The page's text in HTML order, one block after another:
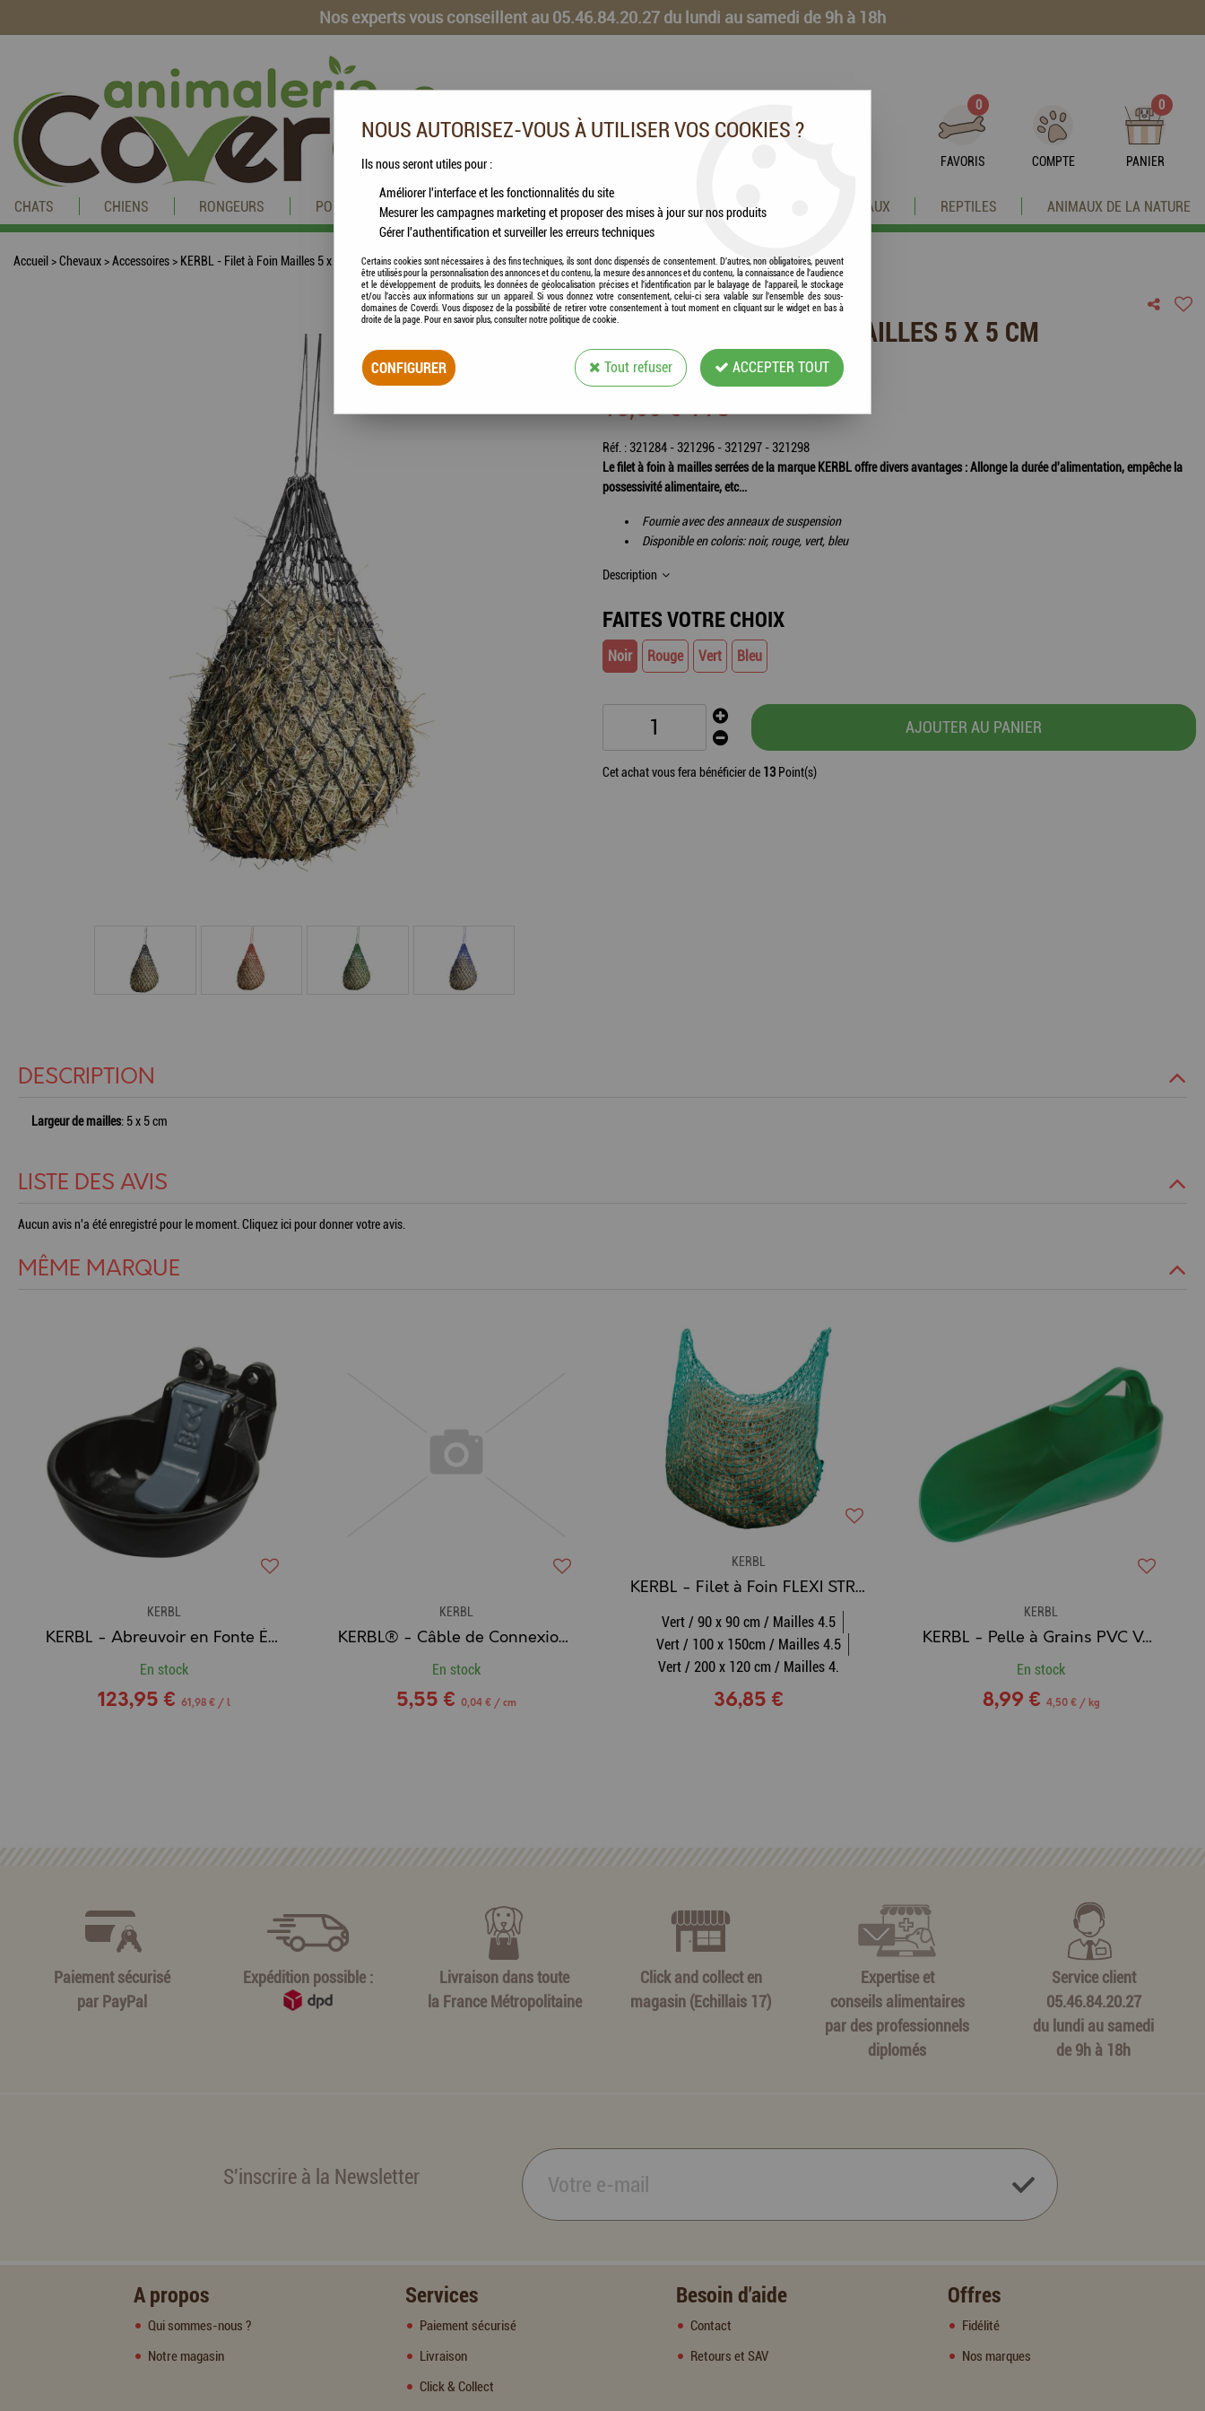
Nos experts vous conseillent au 05.46.84.20.27 du lundi au samedi de 9h à 18h
0
FAVORIS COMPTE
0
PANIER
CHATS CHIENS RONGEURS POISSONS CHEVAUX VOLAILLES ANIMAUX DE LA FERME OISEAUX REPTILES ANIMAUX DE LA NATURE
Accueil >Chevaux>Accessoires> KERBL - Filet à Foin Mailles 5 x 5 cm
KERBL - FILET À FOIN MAILLES 5 X 5 CM
Soyez le premier à donner votre avis !
13,60 €TTC
Réf. :321284 - 321296 - 321297 - 321298
Le filet à foin à mailles serrées de la marque KERBL offre divers avantages : Allonge la durée d'alimentation, empêche la
possessivité alimentaire, etc...
Fournie avec des anneaux de suspension
Disponible en coloris: noir, rouge, vert, bleu
Description
FAITES VOTRE CHOIX
Noir Rouge Vert Bleu
AJOUTER AU PANIER
Cet achat vous fera bénéficier de 13 Point(s)
DESCRIPTION
Largeur de mailles: 5 x 5 cm
LISTE DES AVIS
Aucun avis n'a été enregistré pour le moment. Cliquez ici pour donner votre avis.
MÊME MARQUE
KERBL
KERBL - Abreuvoir en Fonte Émaillé G20
En stock
123,95 € 61,98 € / l
KERBL
KERBL® - Câble de Connexion HT
En stock
5,55 € 0,04 € / cm
KERBL
KERBL - Filet à Foin FLEXI STRONG Vert Mailles 4.5 x 4.5 cm / Ø 6 mm.
Vert / 90 x 90 cm / Mailles 4.5
Vert / 100 x 150cm / Mailles 4.5
Vert / 200 x 120 cm / Mailles 4.
36,85 €
KERBL
KERBL - Pelle à Grains PVC Verte Claire avec Poignée Intérieure (2 Kg)
En stock
8,99 € 4,50 € / kg
Paiement sécurisé
par PayPal
Expédition possible :
Livraison dans toute
la France Métropolitaine
Click and collect en
magasin (Echillais 17)
Expertise et
conseils alimentaires
par des professionnels
diplomés
Service client
05.46.84.20.27
du lundi au samedi
de 9h à 18h
S'inscrire à la Newsletter
A propos
Qui sommes-nous ?
Notre magasin
Services
Paiement sécurisé
Livraison
Click & Collect
Besoin d'aide
Contact
Retours et SAV
Offres
Fidélité
Nos marques
NOUS AUTORISEZ-VOUS À UTILISER VOS COOKIES ?
Ils nous seront utiles pour :
Améliorer l'interface et les fonctionnalités du site
Mesurer les campagnes marketing et proposer des mises à jour sur nos produits
Gérer l'authentification et surveiller les erreurs techniques
Certains cookies sont nécessaires à des fins techniques, ils sont donc dispensés de consentement. D'autres, non obligatoires, peuvent
être utilisés pour la personnalisation des annonces et du contenu, la mesure des annonces et du contenu, la connaissance de l'audience
et le développement de produits, les données de géolocalisation précises et l'identification par le balayage de l'appareil, le stockage
et/ou l'accès aux informations sur un appareil. Si vous donnez votre consentement, celui-ci sera valable sur l’ensemble des sous-
domaines de Coverdi. Vous disposez de la possibilité de retirer votre consentement à tout moment en cliquant sur le widget en bas à
droite de la page. Pour en savoir plus, consulter notre politique de cookie.
CONFIGURER Tout refuser ACCEPTER TOUT